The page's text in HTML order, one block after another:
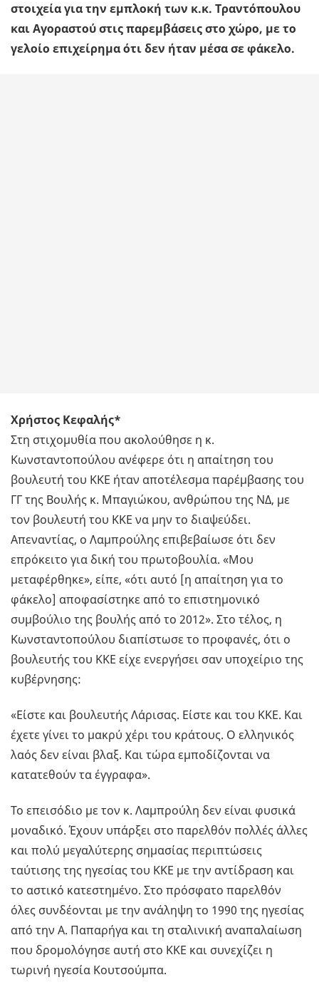
στοιχεία για την εμπλοκή των κ.κ. Τραντόπουλου
και Αγοραστού στις παρεμβάσεις στο χώρο, με το
γελοίο επιχείρημα ότι δεν ήταν μέσα σε φάκελο.
Χρήστος Κεφαλής*
Στη στιχομυθία που ακολούθησε η κ.
Κωνσταντοπούλου ανέφερε ότι η απαίτηση του
βουλευτή του ΚΚΕ ήταν αποτέλεσμα παρέμβασης του
ΓΓ της Βουλής κ. Μπαγιώκου, ανθρώπου της ΝΔ, με
τον βουλευτή του ΚΚΕ να μην το διαψεύδει.
Απεναντίας, ο Λαμπρούλης επιβεβαίωσε ότι δεν
επρόκειτο για δική του πρωτοβουλία. «Μου
μεταφέρθηκε», είπε, «ότι αυτό [η απαίτηση για το
φάκελο] αποφασίστηκε από το επιστημονικό
συμβούλιο της βουλής από το 2012». Στο τέλος, η
Κωνσταντοπούλου διαπίστωσε το προφανές, ότι ο
βουλευτής του ΚΚΕ είχε ενεργήσει σαν υποχείριο της
κυβέρνησης:
«Είστε και βουλευτής Λάρισας. Είστε και του ΚΚΕ. Και
έχετε γίνει το μακρύ χέρι του κράτους. Ο ελληνικός
λαός δεν είναι βλαξ. Και τώρα εμποδίζονται να
κατατεθούν τα έγγραφα».
Το επεισόδιο με τον κ. Λαμπρούλη δεν είναι φυσικά
μοναδικό. Έχουν υπάρξει στο παρελθόν πολλές άλλες
και πολύ μεγαλύτερης σημασίας περιπτώσεις
ταύτισης της ηγεσίας του ΚΚΕ με την αντίδραση και
το αστικό κατεστημένο. Στο πρόσφατο παρελθόν
όλες συνδέονται με την ανάληψη το 1990 της ηγεσίας
από την Α. Παπαρήγα και τη σταλινική αναπαλαίωση
που δρομολόγησε αυτή στο ΚΚΕ και συνεχίζει η
τωρινή ηγεσία Κουτσούμπα.